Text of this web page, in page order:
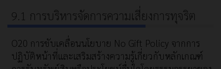
9.1 การบริหารจัดการความเสี่ยงการทุจริต
O20 การขับเคลื่อนนโยบาย No Gift Policy จากการ
ปฏิบัติหน้าที่และเสริมสร้างความรู้เกี่ยวกับหลักเกณฑ์